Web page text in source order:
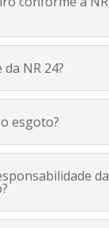
NR 24?
esgoto?
da